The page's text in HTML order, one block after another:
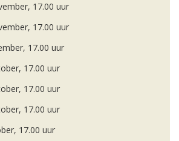
17.00 uur
17.00 uur
17.00 uur
17.00 uur
17.00 uur
17.00 uur
17.00 uur